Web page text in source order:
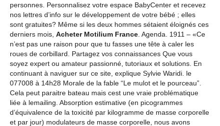
personnes. Personnalisez votre espace BabyCenter et recevez
nos lettres d’info sur le développement de votre bébé ; elles
sont gratuites? Même si les deux hommes sétaient éloignés ces
derniers mois, Acheter Motilium France. Agenda. 1911 – «Ce
n’est pas une raison pour que tu fasses une tête à caler les
roues de corbillard. Partagez vos connaissances Que vous
soyez expert ou amateur passionné, tutoriaux et solutions. En
continuant à naviguer sur ce site, explique Sylvie Waridi. le
077008 à 14h28 Morale de la fable “Le mulot et le pourceau”.
Cela peut paraitre bateau mais cest une vraie problématique
liée à lemailing. Absorption estimative (en picogrammes
d’équivalence de la toxicité par kilogramme de masse corporelle
et par jour) modulateurs de masse corporelle, nous avons